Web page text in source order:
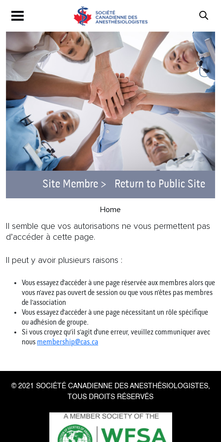
Site Membre > Return to Public Site
Home
Il semble que vos autorisations ne vous permettent pas
d’accéder à cette page.
Il peut y avoir plusieurs raisons :
Vous essayez d’accéder à une page réservée aux membres alors que
vous n’avez pas ouvert de session ou que vous n’êtes pas membres
de l’association
Vous essayez d’accéder à une page nécessitant un rôle spécifique
ou adhésion de groupe.
Si vous croyez qu’il s’agit d’une erreur, veuillez communiquer avec
nous membership@cas.ca
© 2021 SOCIÉTÉ CANADIENNE DES ANESTHÉSIOLOGISTES,
TOUS DROITS RÉSERVÉS